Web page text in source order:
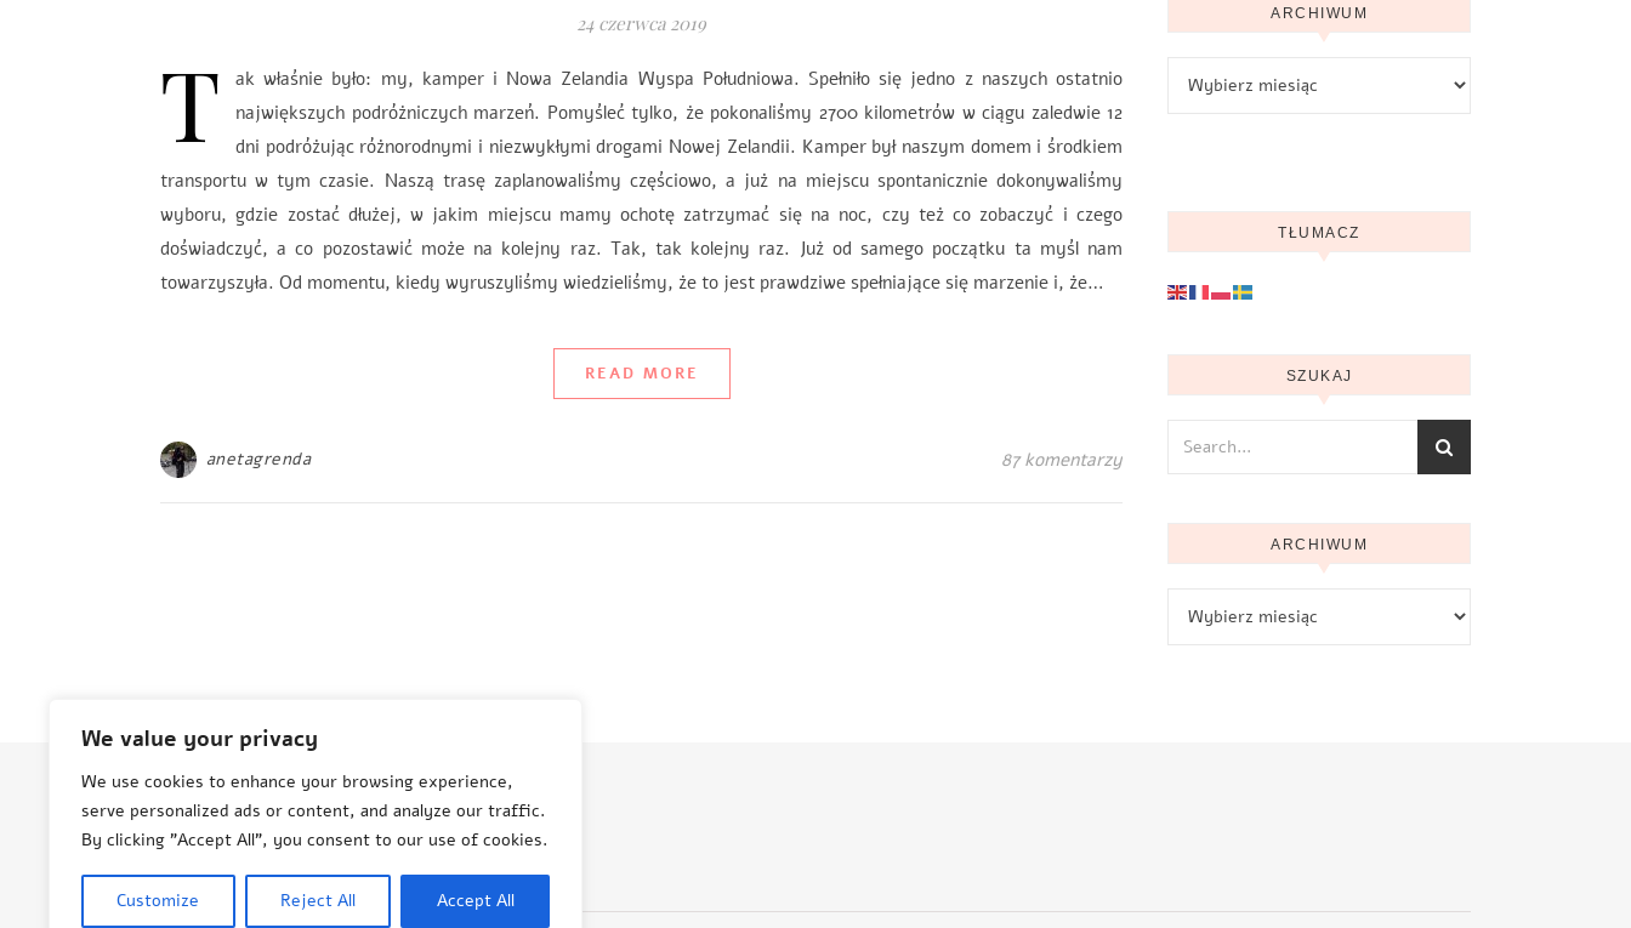
We value your privacy
We use cookies to enhance your browsing experience,
serve personalized ads or content, and analyze our traffic.
By clicking "Accept All", you consent to our use of cookies.
Customize Reject All Accept All
24 czerwca 2019
T
ak właśnie było: my, kamper i Nowa Zelandia Wyspa Południowa. Spełniło się jedno z naszych ostatnio
największych podróżniczych marzeń. Pomyśleć tylko, że pokonaliśmy 2700 kilometrów w ciągu zaledwie 12
dni podróżując różnorodnymi i niezwykłymi drogami Nowej Zelandii. Kamper był naszym domem i środkiem
transportu w tym czasie. Naszą trasę zaplanowaliśmy częściowo, a już na miejscu spontanicznie dokonywaliśmy
wyboru, gdzie zostać dłużej, w jakim miejscu mamy ochotę zatrzymać się na noc, czy też co zobaczyć i czego
doświadczyć, a co pozostawić może na kolejny raz. Tak, tak kolejny raz. Już od samego początku ta myśl nam
towarzyszyła. Od momentu, kiedy wyruszyliśmy wiedzieliśmy, że to jest prawdziwe spełniające się marzenie i, że…
READ MORE
anetagrenda 87 komentarzy
ARCHIWUM
TŁUMACZ
SZUKAJ
ARCHIWUM
© Aneta Grenda Życie i podróże